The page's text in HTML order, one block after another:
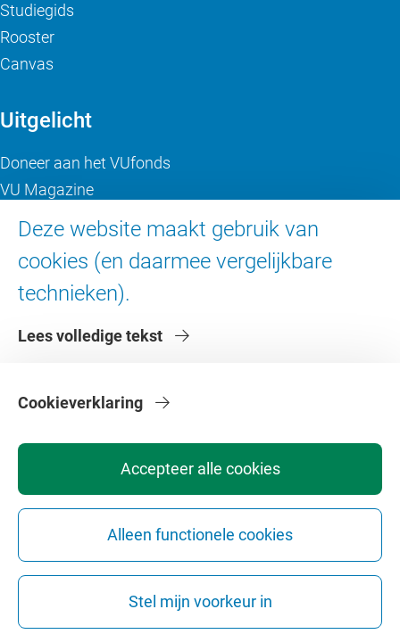
Deze website maakt gebruik van
cookies (en daarmee vergelijkbare
technieken).
Lees volledige tekst
Accepteer alle cookies
Alleen functionele cookies
Stel mijn voorkeur in
Cookieverklaring
Studiegids
Rooster
Canvas
Uitgelicht
Doneer aan het VUfonds
VU Magazine
Over de VU
Contact en route
Faculteiten
PrivacyDisclaimerVeiligheidWebcolofonCookie instellingen
Copyright © 2026 - Vrije Universiteit Amsterdam